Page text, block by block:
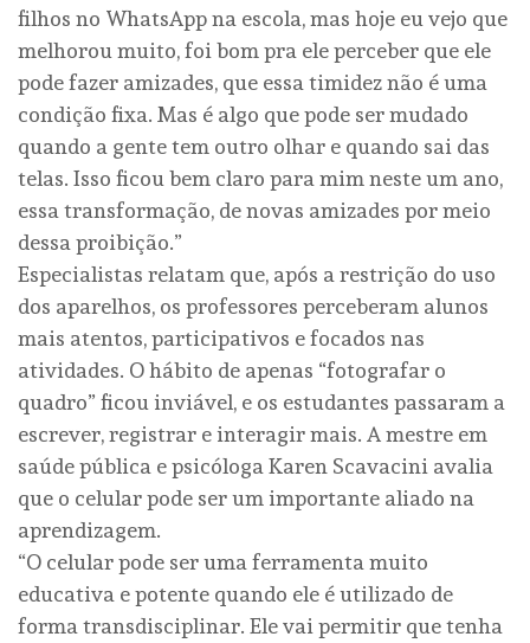
filhos no WhatsApp na escola, mas hoje eu vejo que
melhorou muito, foi bom pra ele perceber que ele
pode fazer amizades, que essa timidez não é uma
condição fixa. Mas é algo que pode ser mudado
quando a gente tem outro olhar e quando sai das
telas. Isso ficou bem claro para mim neste um ano,
essa transformação, de novas amizades por meio
dessa proibição.”
Especialistas relatam que, após a restrição do uso
dos aparelhos, os professores perceberam alunos
mais atentos, participativos e focados nas
atividades. O hábito de apenas “fotografar o
quadro” ficou inviável, e os estudantes passaram a
escrever, registrar e interagir mais. A mestre em
saúde pública e psicóloga Karen Scavacini avalia
que o celular pode ser um importante aliado na
aprendizagem.
“O celular pode ser uma ferramenta muito
educativa e potente quando ele é utilizado de
forma transdisciplinar. Ele vai permitir que tenha